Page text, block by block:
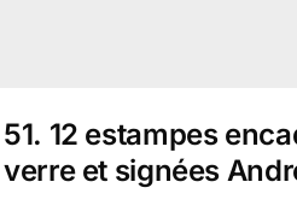
51. 12 estampes
verre et signées